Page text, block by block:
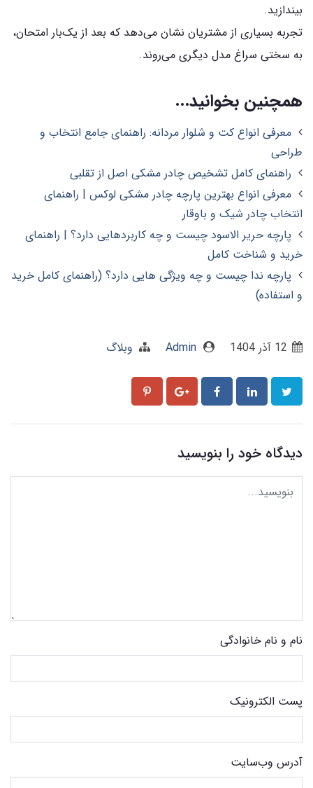
بیندازید.
تجربه بسیاری از مشتریان نشان می‌دهد که بعد از یک‌بار امتحان،
به سختی سراغ مدل دیگری می‌روند.
همچنین بخوانید...
معرفی انواع کت و شلوار مردانه: راهنمای جامع انتخاب و
طراحی
راهنمای کامل تشخیص چادر مشکی اصل از تقلبی
معرفی انواع بهترین پارچه چادر مشکی لوکس | راهنمای
انتخاب چادر شیک و باوقار
پارچه حریر الاسود چیست و چه کاربردهایی دارد؟ | راهنمای
خرید و شناخت کامل
پارچه ندا چیست و چه ویژگی هایی دارد؟ (راهنمای کامل خرید
و استفاده)
Admin وبلاگ
دیدگاه خود را بنویسید
نام و نام خانوادگی
پست الکترونیک
آدرس وب‌سایت